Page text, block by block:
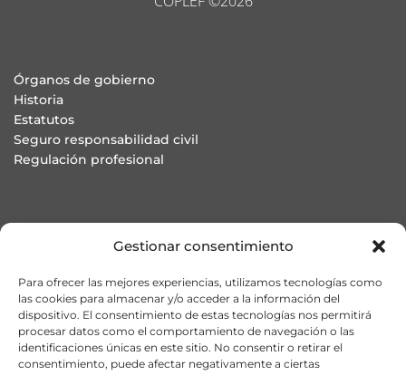
Gestionar consentimiento
Para ofrecer las mejores experiencias, utilizamos tecnologías como
las cookies para almacenar y/o acceder a la información del
dispositivo. El consentimiento de estas tecnologías nos permitirá
procesar datos como el comportamiento de navegación o las
identificaciones únicas en este sitio. No consentir o retirar el
consentimiento, puede afectar negativamente a ciertas
Órganos de gobierno
Historia
Estatutos
Seguro responsabilidad civil
Regulación profesional
Colegiación ONLINE
Buzón de denuncias
Preguntas Frecuentes